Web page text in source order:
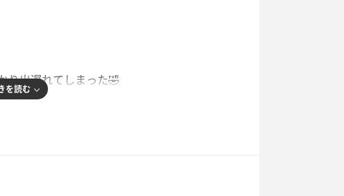
汗
のもイイね
り出遅れてしまった🤣
、
を読む